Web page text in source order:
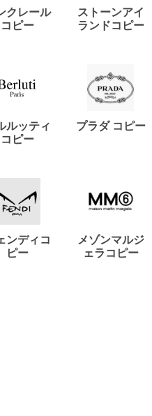
クレール
コピー
ストーンアイ
ランドコピー
ルッティ
コピー
プラダ コピー
ンディコ
ピー
メゾンマルジ
ェラコピー